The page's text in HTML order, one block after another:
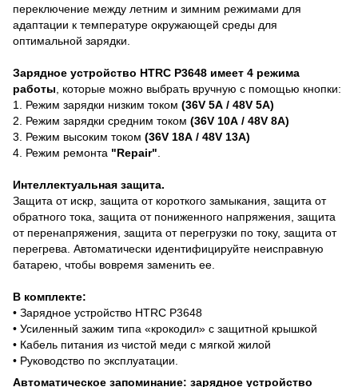
переключение между летним и зимним режимами для
адаптации к температуре окружающей среды для
оптимальной зарядки.
Зарядное устройство HTRC P3648 имеет 4 режима
работы , которые можно выбрать вручную с помощью кнопки:
1. Режим зарядки низким током (36V 5А / 48V 5А)
2.
Режим зарядки средним током (36V 10А / 48V 8А)
3.
Режим высоким током (36V 18А / 48V 13А)
4. Режим ремонта "Repair"
Интеллектуальная защита.
Защита от искр, защита от короткого замыкания, защита от
обратного тока, защита от пониженного напряжения, защита
от перенапряжения, защита от перегрузки по току, защита от
перегрева. Автоматически идентифицируйте неисправную
батарею, чтобы вовремя заменить ее.
В комплекте:
• Зарядное устройство HTRC P3648
• Усиленный зажим типа «крокодил» с защитной крышкой
• Кабель питания из чистой меди с мягкой жилой
• Руководство по эксплуатации.
Автоматическое запоминание: зарядное устройство